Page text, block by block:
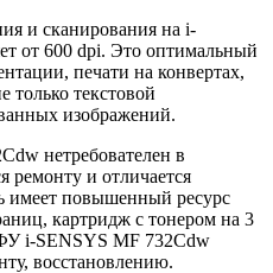
и сканирования на i-
от 600 dpi. Это оптимальный
печати на конвертах,
только текстовой
изображений.
нетребователен в
ремонту и отличается
имеет повышенный ресурс
картридж с тонером на 3
i-SENSYS MF 732Cdw
восстановлению.